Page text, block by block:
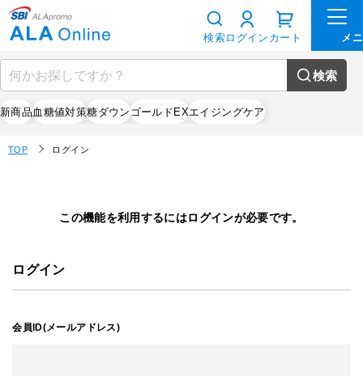
検索
新商品血糖値対策糖ダウンゴールドEXエイジングケア
検索ログイン カート
TOP ログイン
この機能を利用するにはログインが必要です。
ログイン
会員ID(メールアドレス)